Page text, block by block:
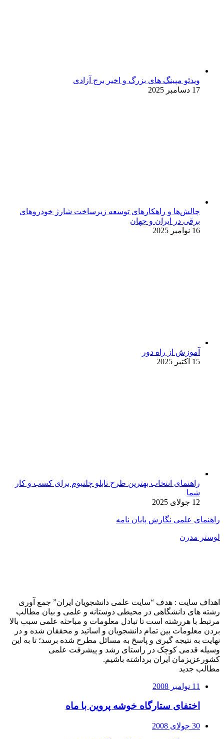
ویدئو مپینگ های بزرگ و اخیر برج آزادی
17 دسامبر 2025
چالش‌ها و راهکارهای توسعه زیرساخت شارژ خودروهای
برقی در ایران و جهان
16 نوامبر 2025
آموزش از راه دور
15 اکتبر 2025
راهنمای انتخاب بهترین طرح تابلو چلنیوم برای کسب و کار
شما
12 جولای 2025
راهنمای علمی نگارش پایان نامه
لوستر مدرن
اهداف سایت : هدف “سایت علمی دانشجویان ایران” جمع آوری
رشته های دانشگاهی در محیطی دوستانه و علمی و بیان مطالب
مرتبط با هررشته است تا تبادل معلومات و مباحثه علمی سبب بالا
بردن معلومات بین تمام دانشجویان و اساتید و محققان شده و در
نهایت به نتیجه گیری و پاسخ به مسائل مطرح شده برسد؛ تا به این
وسیله قدمی کوچک در راستای رشد و پیشرفت علمی
کشورعزیزمان ایران برداشته باشیم.
مطالب جدید
11 نوامبر 2008
اختفای ستارگاه خوشه پروین با ماه
30 جولای 2008